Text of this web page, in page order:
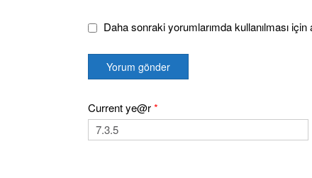
Daha sonraki yorumlarımda kullanılması
Current ye@r*